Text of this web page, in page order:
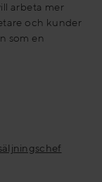
arbeta mer
och kunder
som en